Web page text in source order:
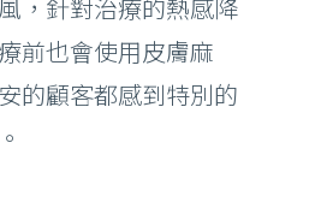
，針對治療的熱感降
前也會使用皮膚麻
的顧客都感到特別的